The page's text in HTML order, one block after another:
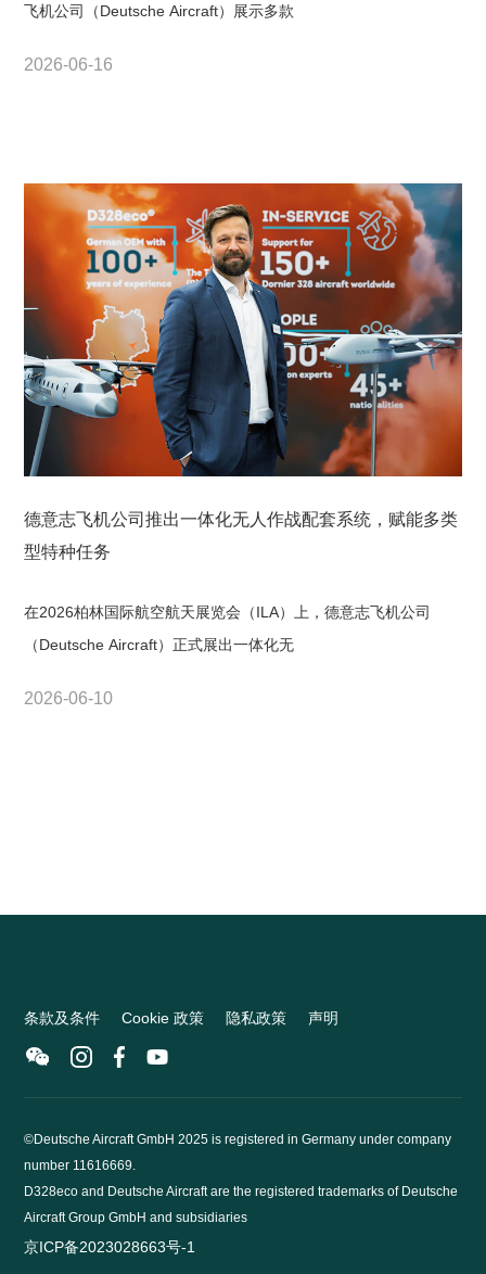
飞机公司（Deutsche Aircraft）展示多款
2026-06-16
德意志飞机公司推出一体化无人作战配套系统，赋能多类
型特种任务
在2026柏林国际航空航天展览会（ILA）上，德意志飞机公司
（Deutsche Aircraft）正式展出一体化无
2026-06-10
条款及条件 Cookie 政策 隐私政策 声明
©Deutsche Aircraft GmbH 2025 is registered in Germany under company
number 11616669.
D328eco and Deutsche Aircraft are the registered trademarks of Deutsche
Aircraft Group GmbH and subsidiaries
京ICP备2023028663号-1